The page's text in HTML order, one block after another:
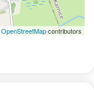
OpenStreetMapcontributors